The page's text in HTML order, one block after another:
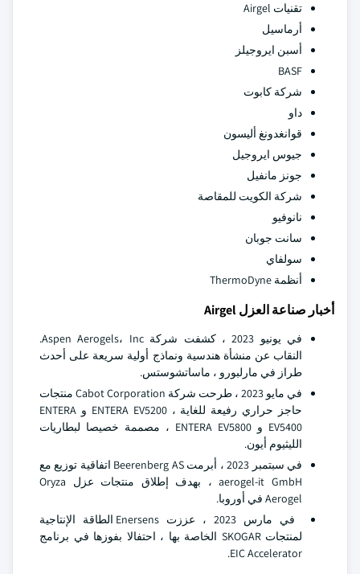
تقنيات Airgel
أرماسيل
أسبن ايروجيلز
BASF
شركة كابوت
داو
قوانغدونغ أليسون
جيوس ايروجيل
جونز مانفيل
شركة الكويت للمقاصة
نانوفيو
سانت جوبان
سولفاي
أنظمة ThermoDyne
أخبار صناعة العزل Airgel
في يونيو 2023 ، كشفت شركة Aspen Aerogels، Inc.
النقاب عن منشأة هندسية ونماذج أولية سريعة على أحدث
طراز في مارلبورو ، ماساتشوستس.
في مايو 2023 ، طرحت شركة Cabot Corporation منتجات
حاجز حراري رفيعة للغاية ، ENTERA EV5200 و ENTERA
EV5400 و ENTERA EV5800 ، مصممة خصيصا لبطاريات
الليثيوم أيون.
في سبتمبر 2023 ، أبرمت Beerenberg AS اتفاقية توزيع مع
aerogel-it GmbH ، بهدف إطلاق منتجات عزل Oryza
Aerogel في أوروبا.
في مارس 2023 ، عززت Enersens الطاقة الإنتاجية
لمنتجات SKOGAR الخاصة بها ، احتفالا بفوزها في برنامج
EIC Accelerator.